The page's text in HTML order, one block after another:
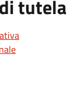
tutela